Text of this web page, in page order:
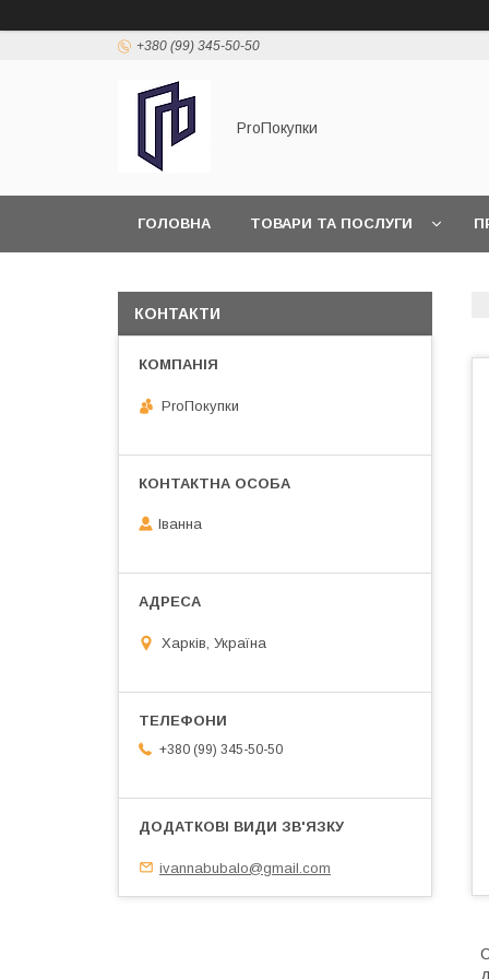
+380 (99) 345-50-50
ProПокупки
ГОЛОВНА ТОВАРИ ТА ПОСЛУГИ
КОНТАКТИ
ProПокупки
Іванна
Харків, Україна
+380 (99) 345-50-50
ivannabubalo@gmail.com